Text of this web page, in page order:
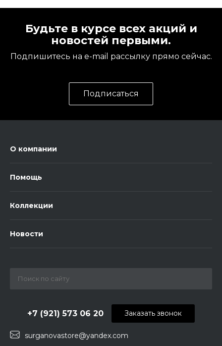
Будьте в курсе всех акций и
новостей первыми.
Подпишитесь на e-mail рассылку прямо сейчас.
Подписаться
О компании
Помощь
Коллекции
Новости
surganovastore@yandex.com
+7 (921) 573 06 20 Заказать звонок